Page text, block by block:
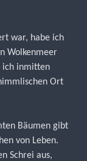
war, habe ich
Wolkenmeer
ich inmitten
Ort
Bäumen gibt
von Leben.
Schrei aus,